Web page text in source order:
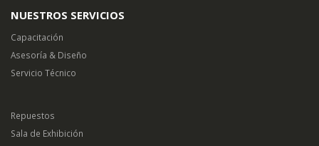
NUESTROS SERVICIOS
Capacitación
Asesoría & Diseño
Servicio Técnico
Repuestos
Sala de Exhibición